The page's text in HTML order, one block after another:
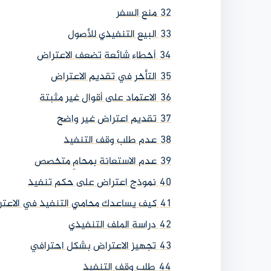
32 منع السفر
33 البيع التنفيذي للأصول
34 أخطاء شائعة تضعف الاعتراض
35 التأخر في تقديم الاعتراض
36 الاعتماد على أقوال غير مثبتة
37 تقديم اعتراض غير واضح
38 عدم طلب وقف التنفيذ
39 عدم الاستعانة بمحامٍ متخصص
40 نموذج اعتراض على حكم تنفيذ
41 كيف يساعدك محامي التنفيذ في
42 دراسة الملف التنفيذي
43 تجهيز الاعتراض بشكل احترافي